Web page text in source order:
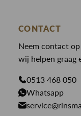
State Of Art
Paul en Shark
Genti
PME Legend
Butcher of Blue
Blouses
Broeken
Gilets
Jassen
Jeans
Broeken
Colberts
Giftcards
Jassen
Overhemden
CONTACT
Neem contact
wij helpen graag
0513 468 050
Whatsapp